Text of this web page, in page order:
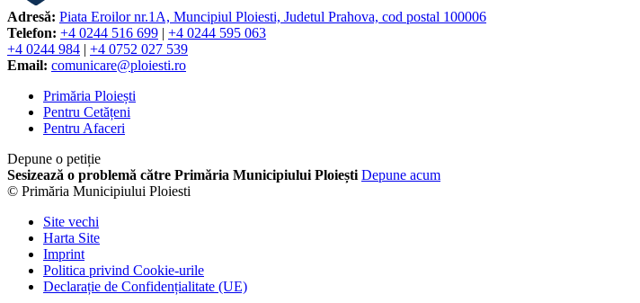
Adresă: Piata Eroilor nr.1A, Muncipiul Ploiesti, Judetul Prahova, cod postal 100006
Telefon: +4 0244 516 699 | +4 0244 595 063
+4 0244 984 | +4 0752 027 539
Email: comunicare@ploiesti.ro
Primăria Ploiești
Pentru Cetățeni
Pentru Afaceri
Depune o petiție
Sesizează o problemă către Primăria Municipiului Ploiești Depune acum
© Primăria Municipiului Ploiesti
Site vechi
Harta Site
Imprint
Politica privind Cookie-urile
Declarație de Confidențialitate (UE)